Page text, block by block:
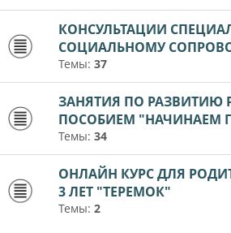
КОНСУЛЬТАЦИИ
СОЦИАЛЬНОМУ
Темы: 37
ЗАНЯТИЯ ПО РАЗВИТИЮ
ПОСОБИЕМ "НАЧИНАЕМ
Темы: 34
ОНЛАЙН КУРС ДЛЯ
3 ЛЕТ "ТЕРЕМОК"
Темы: 2